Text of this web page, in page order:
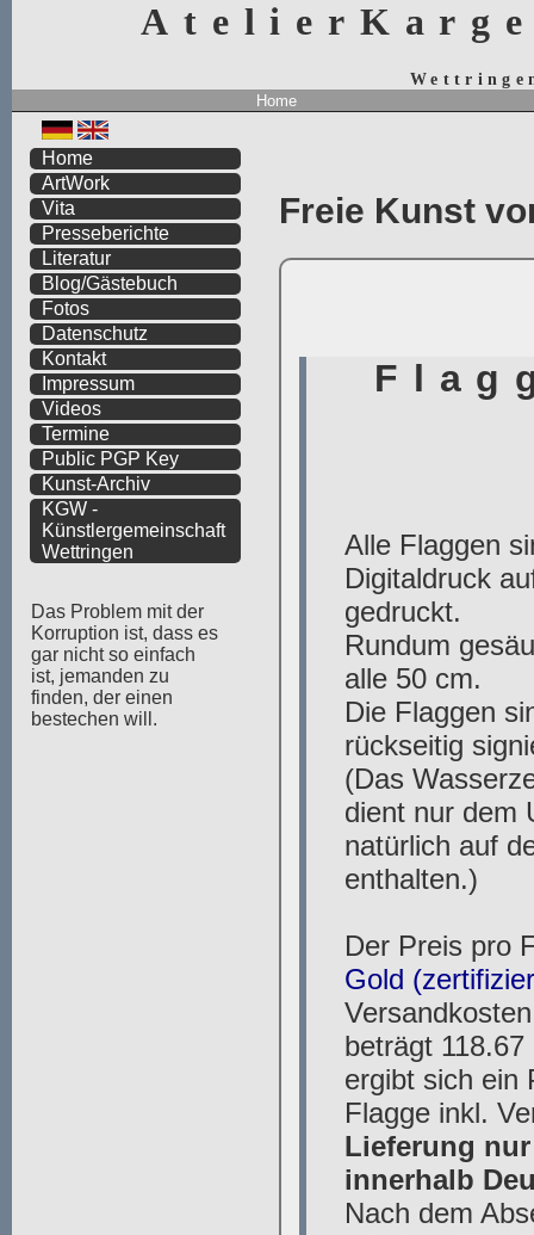
Home
Freie Kunst
Home
ArtWork
Vita
Presseberichte
Literatur
Blog/Gästebuch
Fotos
Datenschutz
Kontakt
Impressum
Videos
Termine
Public PGP Key
Kunst-Archiv
KGW -
Künstlergemeinschaft
Wettringen
Das Problem mit der
Korruption ist, dass es
gar nicht so einfach
ist, jemanden zu
finden, der einen
bestechen will.